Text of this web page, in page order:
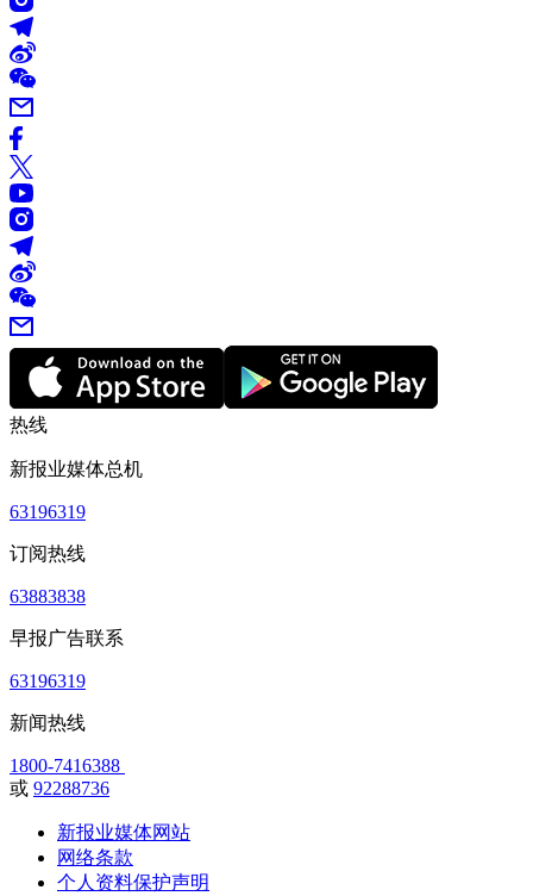
热线
新报业媒体总机
63196319
订阅热线
63883838
早报广告联系
63196319
新闻热线
1800-7416388
或 92288736
新报业媒体网站
网络条款
个人资料保护声明